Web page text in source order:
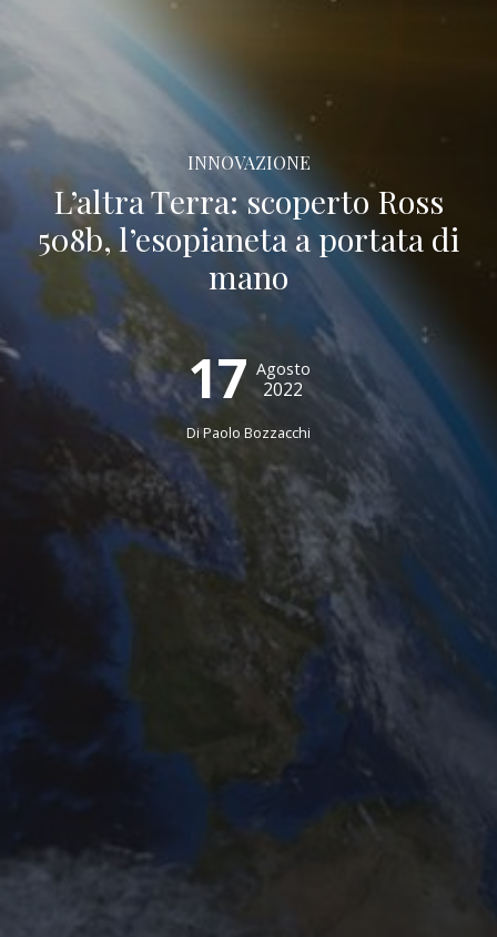
INNOVAZIONE
L’altra Terra: scoperto Ross
508b, l’esopianeta a portata di
mano
17 Agosto
2022
DiPaolo Bozzacchi